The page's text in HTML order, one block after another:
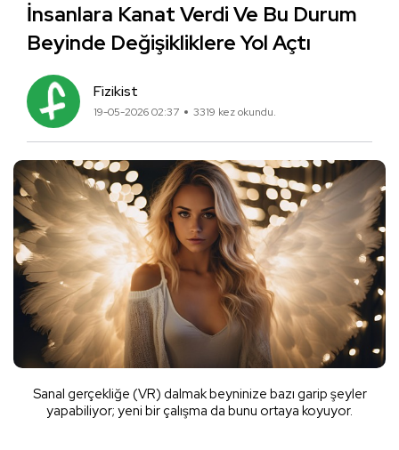
İnsanlara Kanat Verdi Ve Bu Durum
Beyinde Değişikliklere Yol Açtı
Fizikist
19-05-2026 02:37 3319 kez okundu.
Sanal gerçekliğe (VR) dalmak beyninize bazı garip şeyler
yapabiliyor; yeni bir çalışma da bunu ortaya koyuyor.